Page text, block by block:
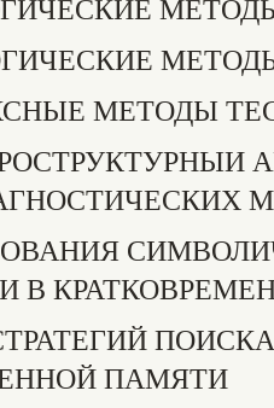
МЕТОДЫ
В
ПАМЯТИ